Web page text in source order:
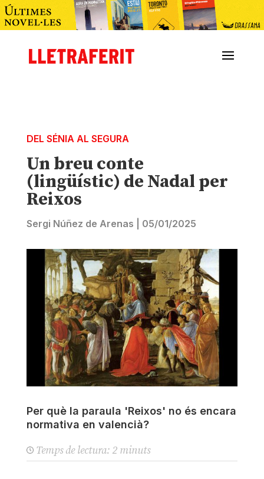
DEL SÉNIA AL SEGURA
Un breu conte
(lingüístic) de Nadal per
Reixos
Sergi Núñez de Arenas 05/01/2025
Per què la paraula 'Reixos' no és encara
normativa en valencià?
Temps de lectura: 2 minuts